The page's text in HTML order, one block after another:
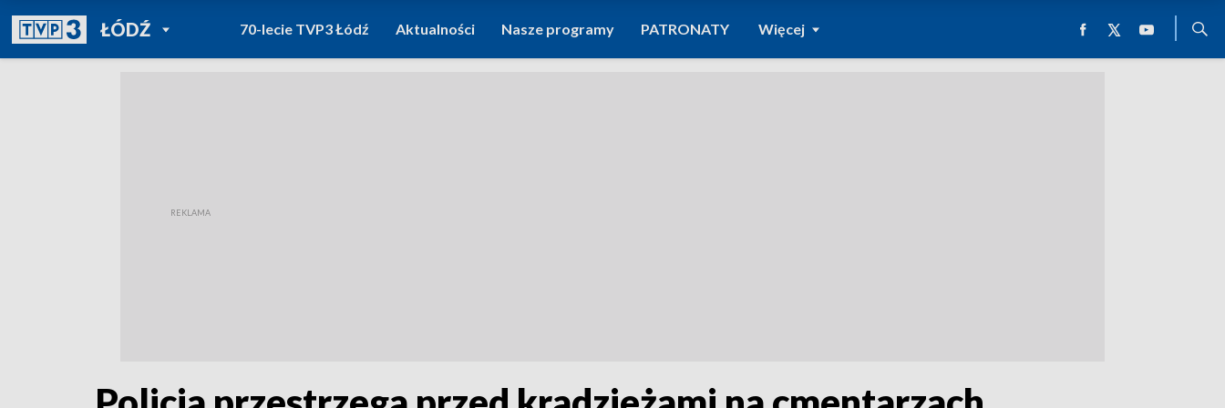
ŁÓDŹPOWRÓT DO
TVP REGIONY
70-lecie TVP3 Łódź Aktualności Nasze programy PATRONATY Więcej